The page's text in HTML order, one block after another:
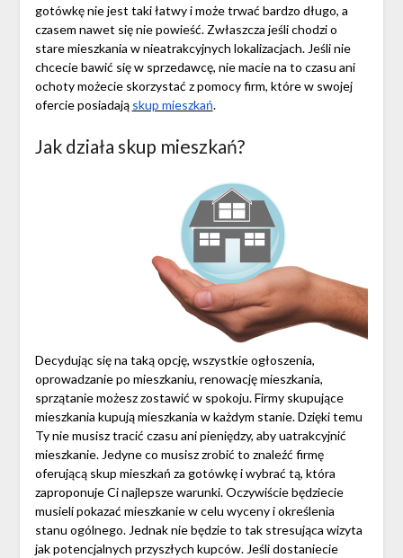
gotówkę nie jest taki łatwy i może trwać bardzo długo, a
czasem nawet się nie powieść. Zwłaszcza jeśli chodzi o
stare mieszkania w nieatrakcyjnych lokalizacjach. Jeśli nie
chcecie bawić się w sprzedawcę, nie macie na to czasu ani
ochoty możecie skorzystać z pomocy firm, które w swojej
ofercie posiadają skup mieszkań.
Jak działa skup mieszkań?
Decydując się na taką opcję, wszystkie ogłoszenia,
oprowadzanie po mieszkaniu, renowację mieszkania,
sprzątanie możesz zostawić w spokoju. Firmy skupujące
mieszkania kupują mieszkania w każdym stanie. Dzięki temu
Ty nie musisz tracić czasu ani pieniędzy, aby uatrakcyjnić
mieszkanie. Jedyne co musisz zrobić to znaleźć firmę
oferującą skup mieszkań za gotówkę i wybrać tą, która
zaproponuje Ci najlepsze warunki. Oczywiście będziecie
musieli pokazać mieszkanie w celu wyceny i określenia
stanu ogólnego. Jednak nie będzie to tak stresująca wizyta
jak potencjalnych przyszłych kupców. Jeśli dostaniecie